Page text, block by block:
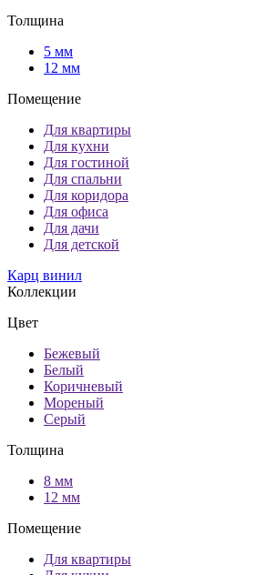
Толщина
5 мм
12 мм
Помещение
Для квартиры
Для кухни
Для гостиной
Для спальни
Для коридора
Для офиса
Для дачи
Для детской
Карц винил
Коллекции
Цвет
Бежевый
Белый
Коричневый
Мореный
Серый
Толщина
8 мм
12 мм
Помещение
Для квартиры